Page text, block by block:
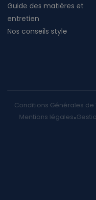
Guide des matières et
entretien
Nos conseils style
Conditions Générales de
Mentions légales